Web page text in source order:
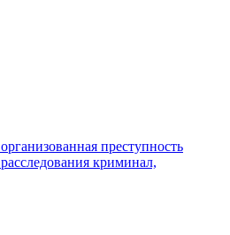
организованная преступность
расследования криминал,